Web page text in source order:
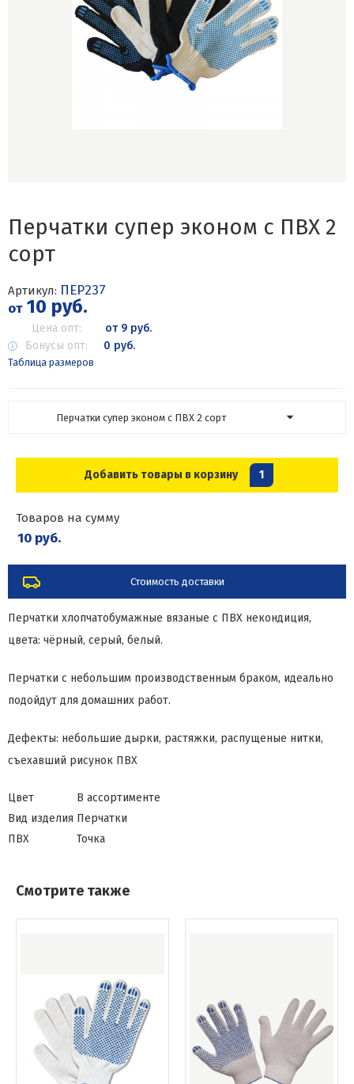
Перчатки супер эконом с ПВХ 2
сорт
Артикул: ПЕР237
от10 руб.
Цена опт:
от 9 руб.
Бонусы опт:
0 руб.
Таблица размеров
Перчатки супер эконом с ПВХ 2 сорт
Добавить товары в корзину 1
Товаров на сумму
10 руб.
Стоимость доставки
Перчатки хлопчатобумажные вязаные с ПВХ некондиция,
цвета: чёрный, серый, белый.
Перчатки с небольшим производственным браком, идеально
подойдут для домашних работ.
Дефекты: небольшие дырки, растяжки, распущеные нитки,
съехавший рисунок ПВХ
Цвет
В ассортименте
Вид изделия Перчатки
ПВХ
Точка
Смотрите также